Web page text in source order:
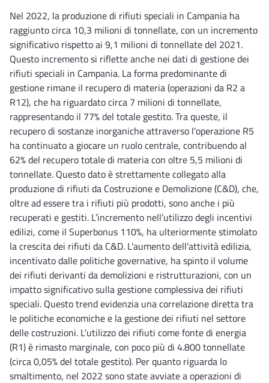
Nel 2022, la produzione di rifiuti speciali in Campania ha
raggiunto circa 10,3 milioni di tonnellate, con un incremento
significativo rispetto ai 9,1 milioni di tonnellate del 2021.
Questo incremento si riflette anche nei dati di gestione dei
rifiuti speciali in Campania. La forma predominante di
gestione rimane il recupero di materia (operazioni da R2 a
R12), che ha riguardato circa 7 milioni di tonnellate,
rappresentando il 77% del totale gestito. Tra queste, il
recupero di sostanze inorganiche attraverso l'operazione R5
ha continuato a giocare un ruolo centrale, contribuendo al
62% del recupero totale di materia con oltre 5,5 milioni di
tonnellate. Questo dato è strettamente collegato alla
produzione di rifiuti da Costruzione e Demolizione (C&D), che,
oltre ad essere tra i rifiuti più prodotti, sono anche i più
recuperati e gestiti. L’incremento nell’utilizzo degli incentivi
edilizi, come il Superbonus 110%, ha ulteriormente stimolato
la crescita dei rifiuti da C&D. L'aumento dell'attività edilizia,
incentivato dalle politiche governative, ha spinto il volume
dei rifiuti derivanti da demolizioni e ristrutturazioni, con un
impatto significativo sulla gestione complessiva dei rifiuti
speciali. Questo trend evidenzia una correlazione diretta tra
le politiche economiche e la gestione dei rifiuti nel settore
delle costruzioni. L'utilizzo dei rifiuti come fonte di energia
(R1) è rimasto marginale, con poco più di 4.800 tonnellate
(circa 0,05% del totale gestito). Per quanto riguarda lo
smaltimento, nel 2022 sono state avviate a operazioni di